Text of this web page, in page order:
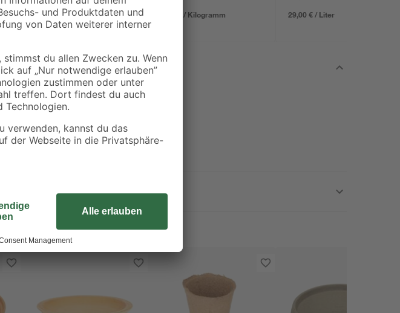
7,11 € / Liter 0,69 € / Kilogramm 29,00 € / Liter